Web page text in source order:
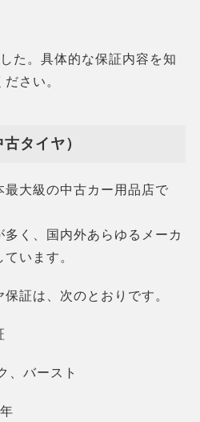
た。具体的な保証内容を知
さい。
タイヤ）
大級の中古カー用品店で
く、国内外あらゆるメーカ
います。
証は、次のとおりです。
、バースト